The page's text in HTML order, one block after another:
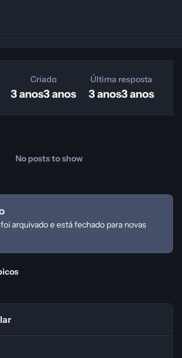
Criado
3 anos3 anos
Última resposta
3 anos3 anos
No posts to show
arquivado e está fechado para novas